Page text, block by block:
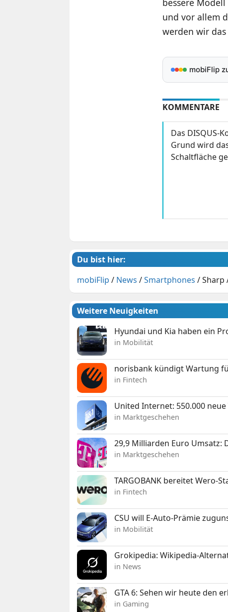
und vor allem
werden wir
mobiFlip
KOMMENTARE
Das DISQUS-
Grund wird
Schaltfläche
Du bist hier:
mobiFlip / News /Smartphones /Sharp
Weitere Neuigkeiten
Hyundai und Kia haben ein
in Mobilität
norisbank kündigt Wartung
in Fintech
United Internet: 550.000
in Marktgeschehen
29,9 Milliarden Euro Umsatz:
in Marktgeschehen
TARGOBANK bereitet Wero-
in Fintech
CSU will E-Auto-Prämie
in Mobilität
Grokipedia: Wikipedia-
in News
GTA 6: Sehen wir heute den
in Gaming